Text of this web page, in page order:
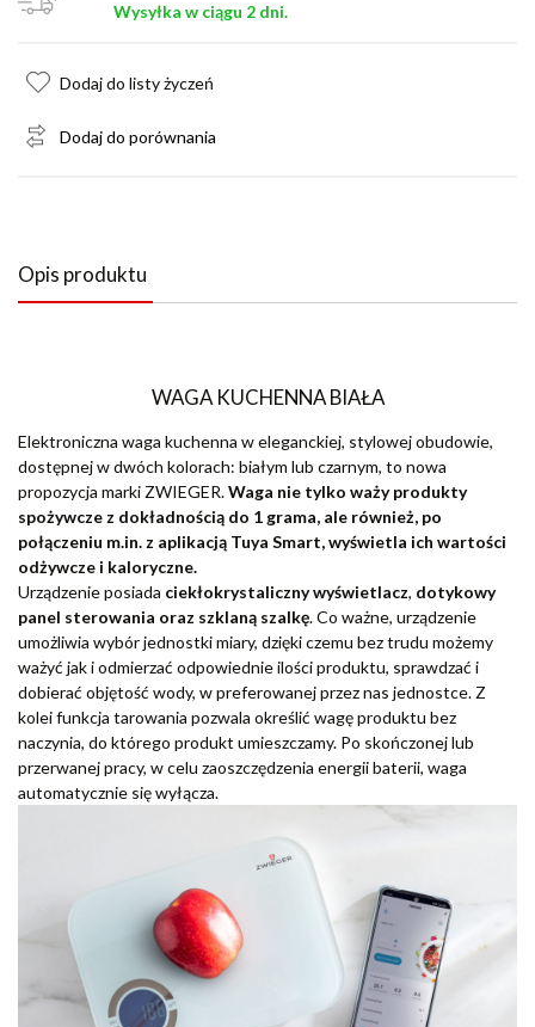
Wysyłka w ciągu 2 dni.
Dodaj do listy życzeń
Dodaj do porównania
Opis produktu
WAGA KUCHENNA BIAŁA
Elektroniczna waga kuchenna w eleganckiej, stylowej obudowie,
dostępnej w dwóch kolorach: białym lub czarnym, to nowa
propozycja marki ZWIEGER.Waga nie tylko waży produkty
spożywcze z dokładnością do 1 grama, ale również, po
połączeniu m.in. z aplikacją Tuya Smart, wyświetla ich wartości
odżywcze i kaloryczne.
Urządzenie posiada ciekłokrystaliczny wyświetlacz, dotykowy
panel sterowania oraz szklaną szalkę. Co ważne, urządzenie
umożliwia wybór jednostki miary, dzięki czemu bez trudu możemy
ważyć jak i odmierzać odpowiednie ilości produktu, sprawdzać i
dobierać objętość wody, w preferowanej przez nas jednostce. Z
kolei funkcja tarowania pozwala określić wagę produktu bez
naczynia, do którego produkt umieszczamy. Po skończonej lub
przerwanej pracy, w celu zaoszczędzenia energii baterii, waga
automatycznie się wyłącza.